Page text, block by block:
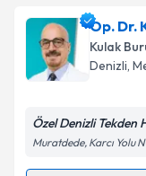
Prof. Dr.
oluşturun. Size
takvim
Op. Dr.
Kulak
Denizli,
Özel Denizli Tekden
Muratdede, Karcı Yolu